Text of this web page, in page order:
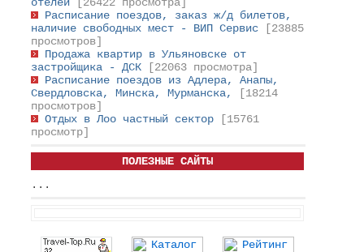
Расписание поездов, заказ ж/д билетов,
наличие свободных мест - ВИП Сервис
[23885
просмотров]
Продажа квартир в Ульяновске от
застройщика - ДСК
[22063 просмотра]
Расписание поездов из Адлера, Анапы,
Свердловска, Минска, Мурманска,
[18214
просмотров]
Отдых в Лоо частный сектор
[15761
просмотр]
ПОЛЕЗНЫЕ САЙТЫ
...